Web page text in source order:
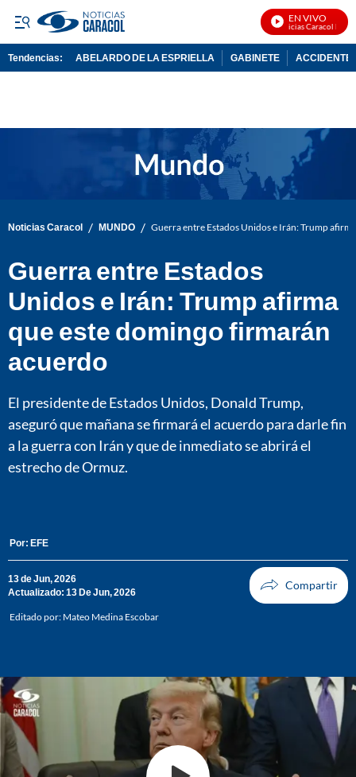
EN VIVO
Noticias Caracol En
Tendencias: ABELARDO DE LA ESPRIELLA GABINETE ACCIDENTE
Noticias Caracol / MUNDO / Guerra entre Estados Unidos e Irán: Trump
Guerra entre Estados
Unidos e Irán: Trump afirma
que este domingo firmarán
acuerdo
El presidente de Estados Unidos, Donald Trump,
aseguró que mañana se firmará el acuerdo para darle fin
a la guerra con Irán y que de inmediato se abrirá el
estrecho de Ormuz.
Por: EFE
13 de Jun, 2026
Actualizado: 13 De Jun, 2026
Editado por: Mateo Medina Escobar